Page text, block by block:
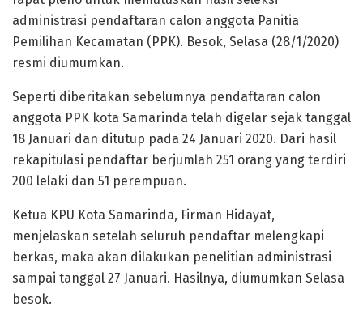
administrasi pendaftaran calon anggota Panitia
Pemilihan Kecamatan (PPK). Besok, Selasa (28/1/2020)
resmi diumumkan.
Seperti diberitakan sebelumnya pendaftaran calon
anggota PPK kota Samarinda telah digelar sejak tanggal
18 Januari dan ditutup pada 24 Januari 2020. Dari hasil
rekapitulasi pendaftar berjumlah 251 orang yang terdiri
200 lelaki dan 51 perempuan.
Ketua KPU Kota Samarinda, Firman Hidayat,
menjelaskan setelah seluruh pendaftar melengkapi
berkas, maka akan dilakukan penelitian administrasi
sampai tanggal 27 Januari. Hasilnya, diumumkan Selasa
besok.